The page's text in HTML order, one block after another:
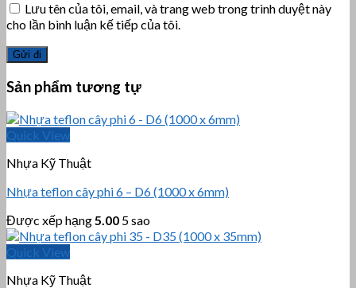
Lưu tên của tôi, email, và trang web trong trình duyệt này
cho lần bình luận kế tiếp của tôi.
Sản phẩm tương tự
Quick View
Nhựa Kỹ Thuật
Nhựa teflon cây phi 6 – D6 (1000 x 6mm)
Được xếp hạng 5.00 5 sao
Quick View
Nhựa Kỹ Thuật